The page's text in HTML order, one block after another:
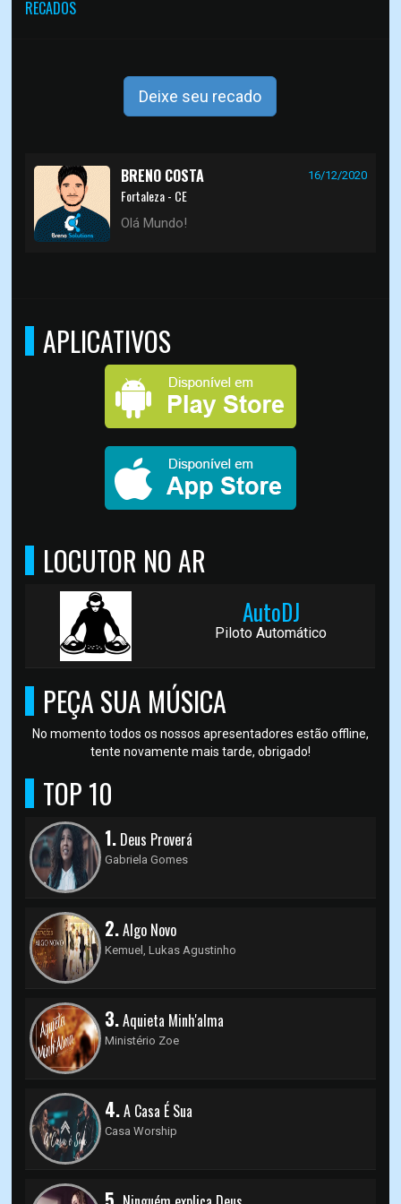
RECADOS
Deixe seu recado
BRENO COSTA 16/12/2020
Fortaleza - CE
Olá Mundo!
APLICATIVOS
LOCUTOR NO AR
AutoDJ
Piloto Automático
PEÇA SUA MÚSICA
No momento todos os nossos apresentadores estão offline,
tente novamente mais tarde, obrigado!
TOP 10
1. Deus Proverá
Gabriela Gomes
2.Algo Novo
Kemuel, Lukas Agustinho
3.Aquieta Minh'alma
Ministério Zoe
4.A Casa É Sua
Casa Worship